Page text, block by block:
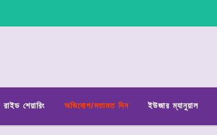
রাইড শেয়ারিং অভিযোগ/মতামত দিন ইউজার ম্যানুয়াল